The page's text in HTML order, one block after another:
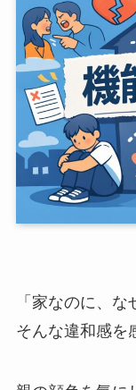
「家なのに、
そんな違和感を